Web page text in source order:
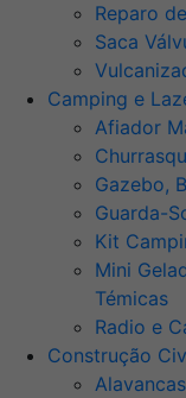
Reparo
Saca
Camping e
Afiador
Gazebo,
Guarda-
Kit
Mini
Témicas
Radio e
Construção
Alavancas